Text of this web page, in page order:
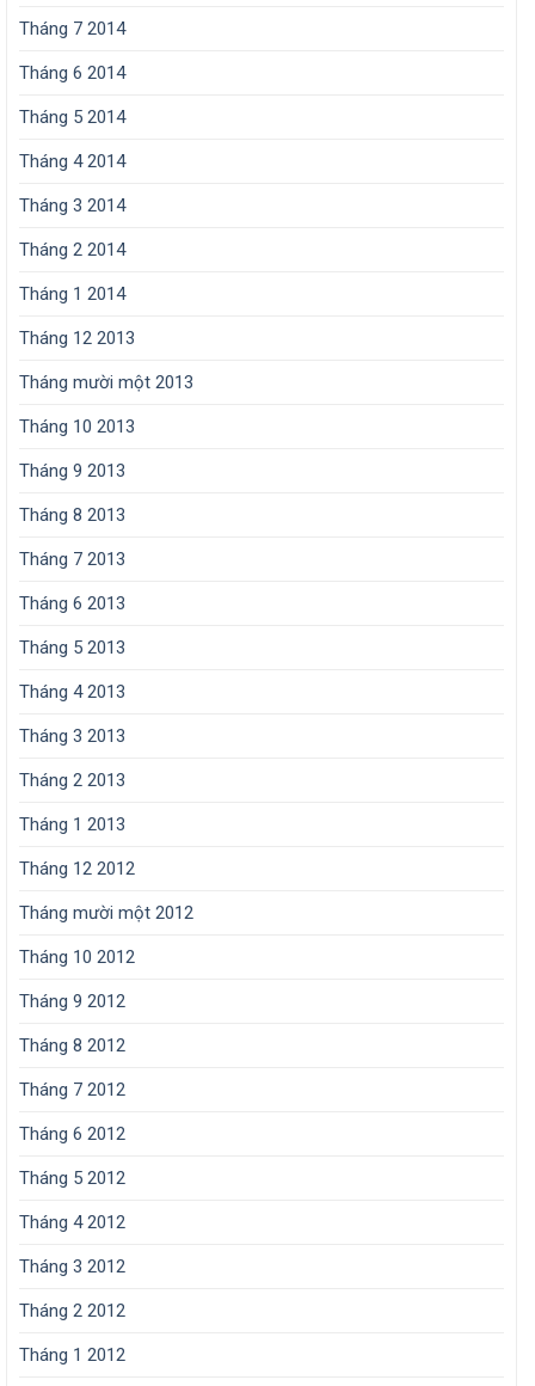
Tháng 7 2014
Tháng 6 2014
Tháng 5 2014
Tháng 4 2014
Tháng 3 2014
Tháng 2 2014
Tháng 1 2014
Tháng 12 2013
Tháng mười một 2013
Tháng 10 2013
Tháng 9 2013
Tháng 8 2013
Tháng 7 2013
Tháng 6 2013
Tháng 5 2013
Tháng 4 2013
Tháng 3 2013
Tháng 2 2013
Tháng 1 2013
Tháng 12 2012
Tháng mười một 2012
Tháng 10 2012
Tháng 9 2012
Tháng 8 2012
Tháng 7 2012
Tháng 6 2012
Tháng 5 2012
Tháng 4 2012
Tháng 3 2012
Tháng 2 2012
Tháng 1 2012